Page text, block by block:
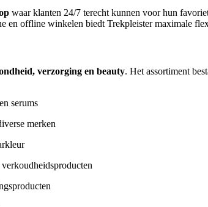
waar klanten 24/7 terecht kunnen voor hun
en offline winkelen biedt Trekpleister maximale
verzorging en beauty. Het assortiment
serums
merken